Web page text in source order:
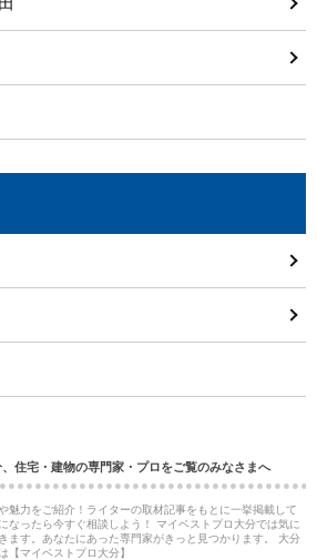
、住宅・建物の専門家・プロをご覧のみなさまへ
魅力をご紹介！ライターの取材記事をもとに一挙掲載して
なったら今すぐ相談しよう！ マイベストプロ大分では気に
ます。あなたにあった専門家がきっと見つかります。 大分
【マイベストプロ大分】